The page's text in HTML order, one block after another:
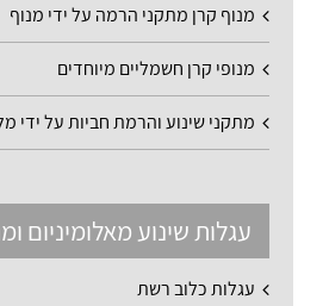
מנוף קרן מתקני הרמה על ידי מנוף
מנופי קרן חשמליים מיוחדים
מתקני שינוע והרמת חביות על ידי
עגלות שינוע מאלומיניום
עגלות כלוב רשת